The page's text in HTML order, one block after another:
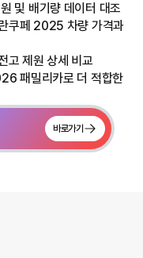
및 배기량 데이터 대조
쿠페 2025 차량 가격과
고 제원 상세 비교
패밀리카로 더 적합한
바로가기